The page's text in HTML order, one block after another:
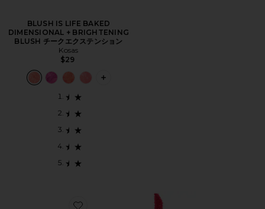
BLUSH IS LIFE BAKED
DIMENSIONAL + BRIGHTENING
BLUSH チークエクステンション
Kosas
$29
PLUS ICON TO SEE MORE OPTIONS